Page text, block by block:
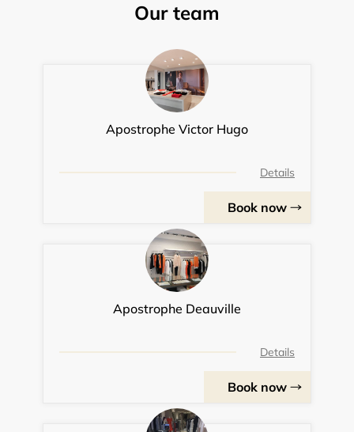
Our team
Apostrophe Victor Hugo
Details
Book now
Apostrophe Deauville
Details
Book now